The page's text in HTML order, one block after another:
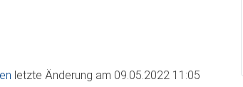
letzte Änderung am 09.05.2022 11:05